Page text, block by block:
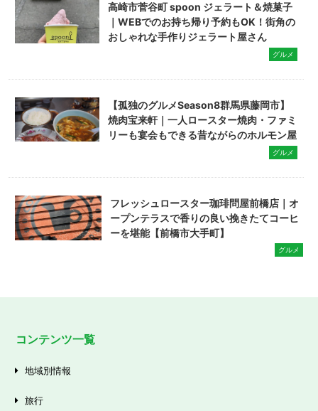
高崎市菅谷町 spoon ジェラート＆焼菓子
｜WEBでのお持ち帰り予約もOK！街角の
おしゃれな手作りジェラート屋さん
グルメ
【孤独のグルメSeason8群馬県藤岡市】
焼肉宝来軒｜一人ロースター焼肉・ファミ
リーも宴会もできる昔ながらのホルモン屋
グルメ
フレッシュロースター珈琲問屋前橋店｜オ
ープンテラスで香りの良い挽きたてコーヒ
ーを堪能【前橋市大手町】
グルメ
コンテンツ一覧
地域別情報
旅行